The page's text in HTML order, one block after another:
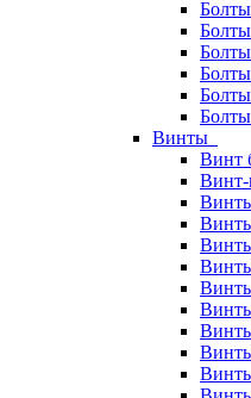
Винты
Винт
Винт-